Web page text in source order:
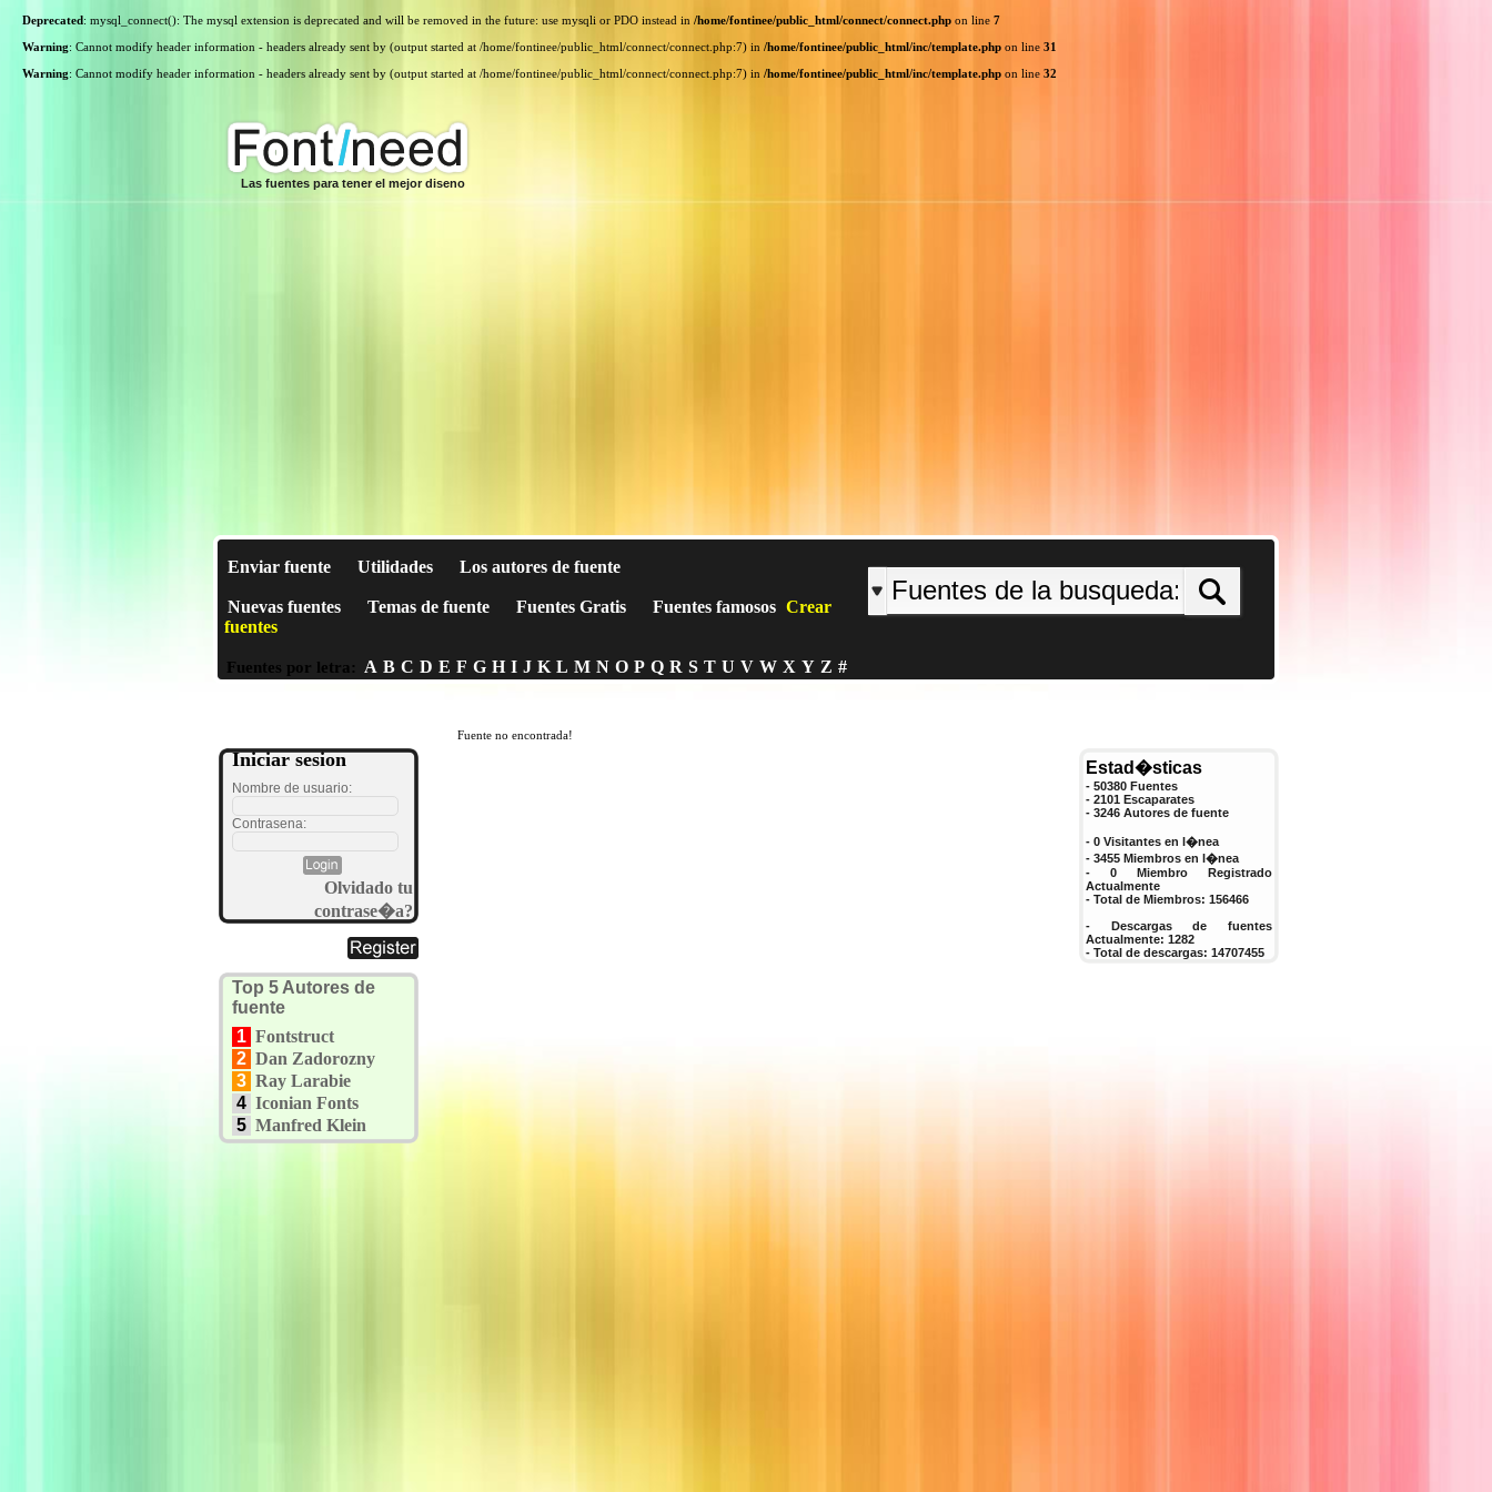
Deprecated: mysql_connect(): The mysql extension is deprecated and will be removed in the future: use mysqli or PDO instead in /home/fontinee/public_html/connect/connect.php on line 7
Warning: Cannot modify header information - headers already sent by (output started at /home/fontinee/public_html/connect/connect.php:7) in /home/fontinee/public_html/inc/template.php on line 31
Warning: Cannot modify header information - headers already sent by (output started at /home/fontinee/public_html/connect/connect.php:7) in /home/fontinee/public_html/inc/template.php on line 32
Las fuentes para tener el mejor diseno
Enviar fuente Utilidades Los autores de fuente
Nuevas fuentes Temas de fuente Fuentes Gratis Fuentes famosos Crear
fuentes
Fuentes por letra: A B C D E F G H I J K L M N O P Q R S T U V W X Y Z #
Iniciar sesion
Nombre de usuario:
Contrasena:
Olvidado tu
contrase�a?
Top 5 Autores de
fuente
1 Fontstruct
2 Dan Zadorozny
3 Ray Larabie
4 Iconian Fonts
5 Manfred Klein
Fuente no encontrada!
Estad�sticas
- 50380 Fuentes
- 2101 Escaparates
- 3246 Autores de fuente
- 0 Visitantes en l�nea
- 3455 Miembros en l�nea
- 0 Miembro Registrado
Actualmente
- Total de Miembros: 156466
- Descargas de fuentes
Actualmente: 1282
- Total de descargas: 14707455